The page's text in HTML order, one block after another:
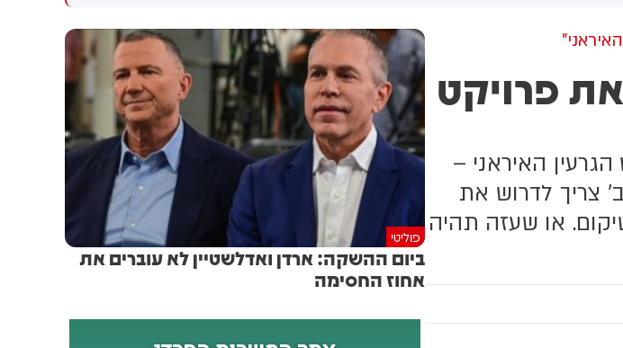
הבוקר בשכונת בקעה בירושלים
בזמן מעבר בהורמוז, שלושה
מהם במהלך השבוע
פרויקט
האיראני –
צריך לדרוש את
או שעזה תהיה פוליטי
ביום ההשקה: ארדן ואדלשטיין לא עוברים את
אחוז החסימה